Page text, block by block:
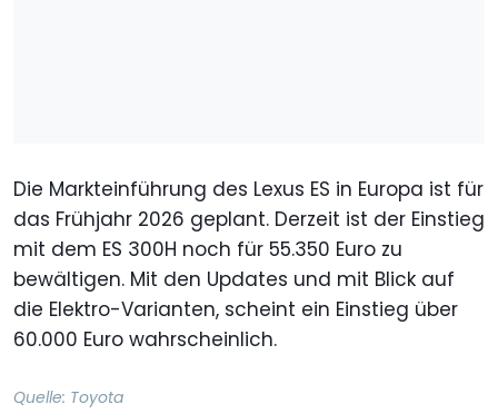
Die Markteinführung des Lexus ES in Europa ist für
das Frühjahr 2026 geplant. Derzeit ist der Einstieg
mit dem ES 300H noch für 55.350 Euro zu
bewältigen. Mit den Updates und mit Blick auf
die Elektro-Varianten, scheint ein Einstieg über
60.000 Euro wahrscheinlich.
Quelle: Toyota